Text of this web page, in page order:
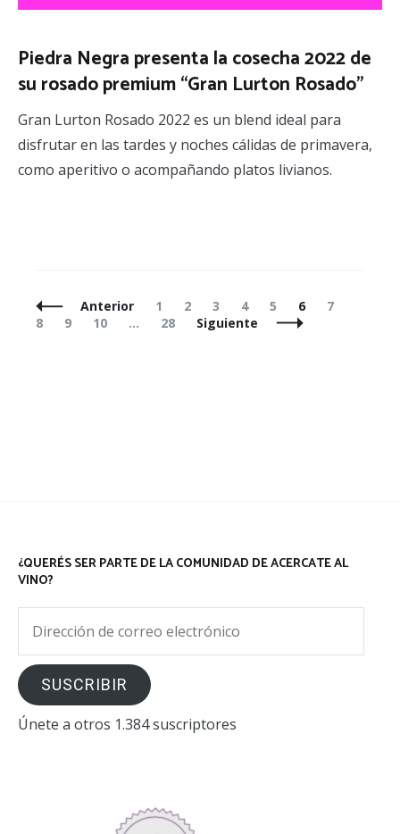
Piedra Negra presenta la cosecha 2022 de
su rosado premium “Gran Lurton Rosado”
Gran Lurton Rosado 2022 es un blend ideal para
disfrutar en las tardes y noches cálidas de primavera,
como aperitivo o acompañando platos livianos.
Navegación
de
Anterior Página
1 Página
2 Página
3 Página
4 Página
5 Página
6 Página
7
8
Página
9 Página
10 … Página
28 Siguiente
¿QUERÉS SER PARTE DE LA COMUNIDAD DE ACERCATE AL
VINO?
correo
electrónico
SUSCRIBIR
Únete a otros 1.384 suscriptores